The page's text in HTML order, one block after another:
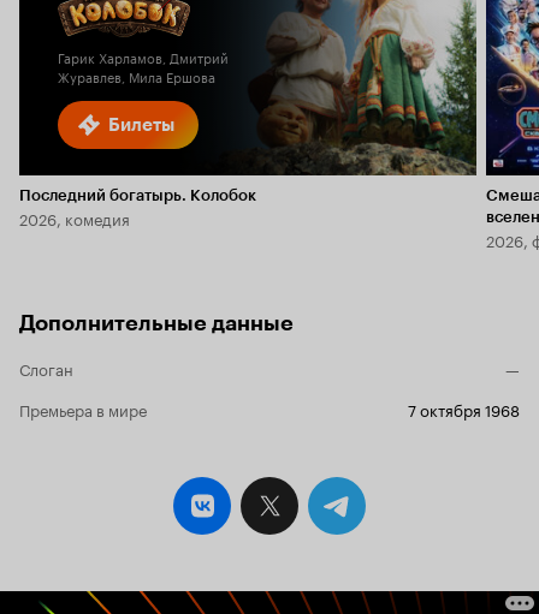
Билеты
Гарик Харламов, Дмитрий
Журавлев, Мила Ершова
Последний богатырь. Колобок
2026, комедия
6.1
2026,
Дополнительные данные
Слоган
—
Премьера в мире
7 октября 1968